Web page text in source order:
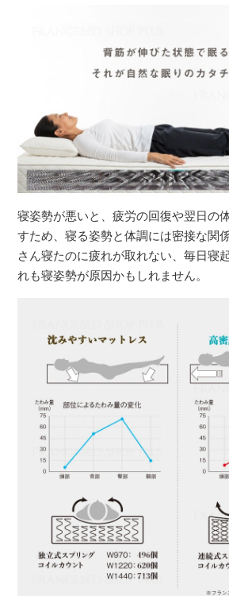
寝姿勢が悪いと、疲労の回復や翌日の
すため、寝る姿勢と体調には密接な関
さん寝たのに疲れが取れない、毎日寝
れも寝姿勢が原因かもしれません。